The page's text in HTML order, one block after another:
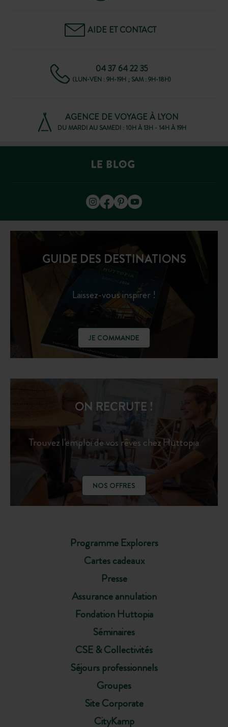
AIDE ET CONTACT
04 37 64 22 35
(LUN-VEN : 9H-19H ; SAM : 9H-18H)
AGENCE DE VOYAGE À LYON
DU MARDI AU SAMEDI : 10H À 13H - 14H À 19H
GUIDE DES DESTINATIONS
Laissez-vous inspirer !
JE COMMANDE
Programme Explorers
Cartes cadeaux
Presse
Assurance annulation
Fondation Huttopia
Séminaires
CSE & Collectivités
Séjours professionnels
Groupes
Site Corporate
CityKamp
ON RECRUTE !
Trouvez l'emploi de vos rêves chez Huttopia
NOS OFFRES